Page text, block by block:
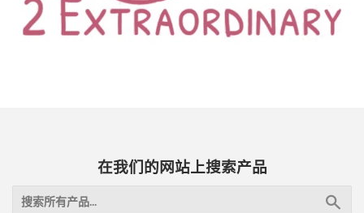
在我们的网站上搜索产品